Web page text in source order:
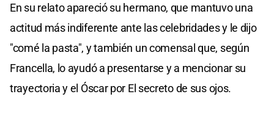
En su relato apareció su hermano, que mantuvo una
actitud más indiferente ante las celebridades y le dijo
"comé la pasta", y también un comensal que, según
Francella, lo ayudó a presentarse y a mencionar su
trayectoria y el Óscar por El secreto de sus ojos.